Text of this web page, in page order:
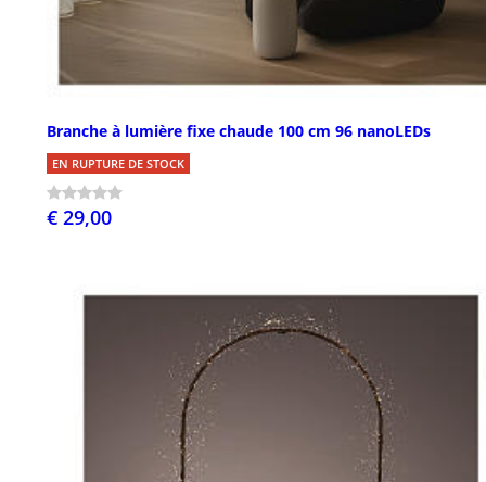
Branche à lumière fixe chaude 100 cm 96 nanoLEDs
EN RUPTURE DE STOCK
€ 29,00